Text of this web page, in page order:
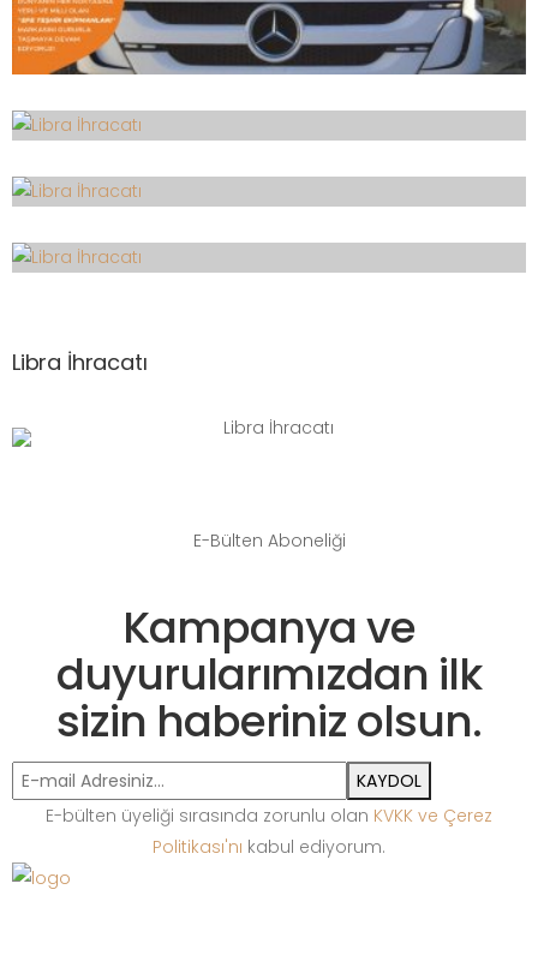
Libra İhracatı
E-Bülten Aboneliği
Kampanya ve
duyurularımızdan ilk
sizin haberiniz olsun.
KAYDOL
E-bülten üyeliği sırasında zorunlu olan KVKK ve Çerez
Politikası'nı kabul ediyorum.